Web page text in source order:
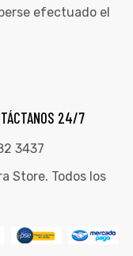
efectuado el
24/7
3437
Store. Todos los